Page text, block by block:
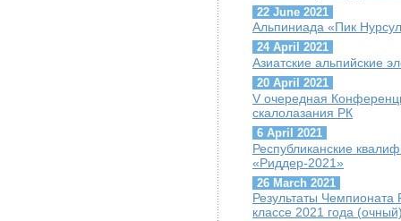
22 June 2021
Альпиниада «Пик
24 April 2021
Азиатские альпийские
20 April 2021
V очередная
скалолазания РК
6 April 2021
Республиканские
«Риддер-2021»
26 March 2021
Результаты Чемпионата
классе 2021 года